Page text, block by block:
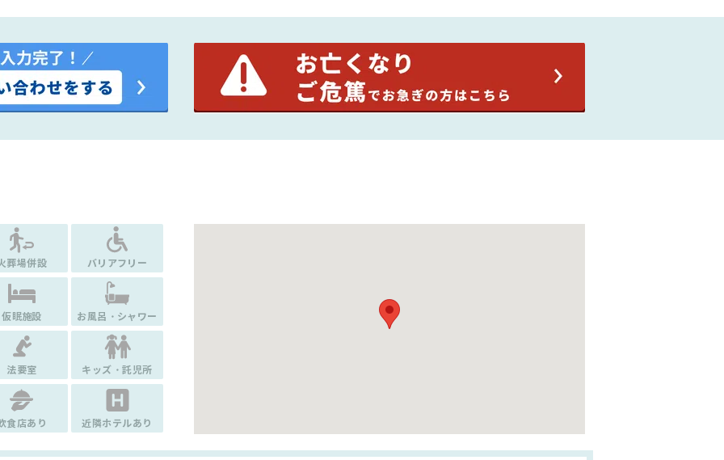
葬場併設 バリアフリー
仮眠施設 お風呂・シャワー
法要室 キッズ・託児所
食店あり 近隣ホテルあり